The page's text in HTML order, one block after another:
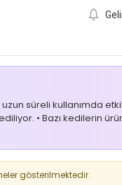
süreli kullanımda
• Bazı kedilerin
gösterilmektedir.